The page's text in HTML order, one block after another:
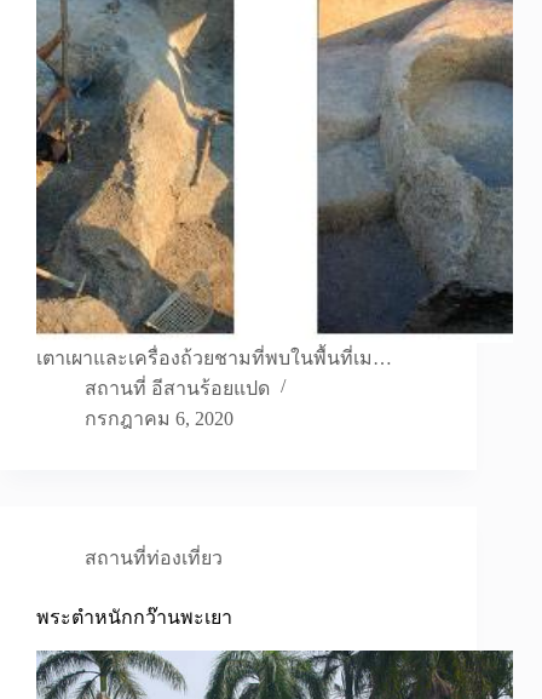
เตาเผาและเครื่องถ้วยชามที่พบในพื้นที่เม…
สถานที่ อีสานร้อยแปด
กรกฎาคม 6, 2020
สถานที่ท่องเที่ยว
พระตำหนักกว๊านพะเยา